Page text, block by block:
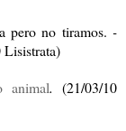
pero no tiramos.-
animal. (21/03/10